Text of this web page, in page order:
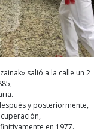
salió a la calle un 2
y posteriormente,
en 1977.